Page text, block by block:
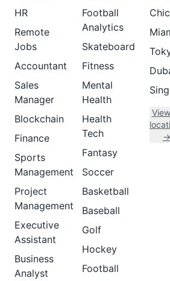
HR
Remote
Jobs
Accountant
Sales
Manager
Blockchain
Finance
Sports
Management
Project
Management
Executive
Assistant
Business
Analyst
Football
Analytics
Skateboard
Fitness
Mental
Health
Health
Tech
Fantasy
Soccer
Basketball
Baseball
Golf
Hockey
Football
→